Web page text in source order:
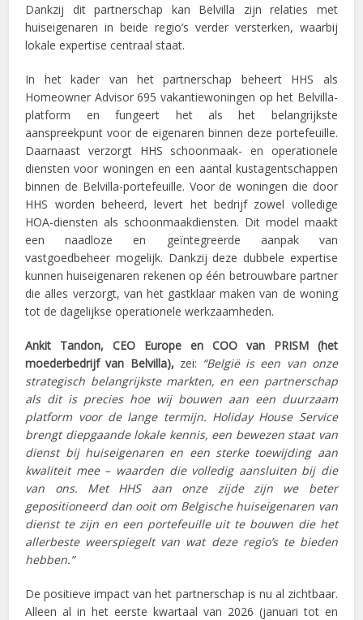
Dankzij dit partnerschap kan Belvilla zijn relaties met
huiseigenaren in beide regio’s verder versterken, waarbij
lokale expertise centraal staat.
In het kader van het partnerschap beheert HHS als
Homeowner Advisor 695 vakantiewoningen op het Belvilla-
platform en fungeert het als het belangrijkste
aanspreekpunt voor de eigenaren binnen deze portefeuille.
Daarnaast verzorgt HHS schoonmaak- en operationele
diensten voor woningen en een aantal kustagentschappen
binnen de Belvilla-portefeuille. Voor de woningen die door
HHS worden beheerd, levert het bedrijf zowel volledige
HOA-diensten als schoonmaakdiensten. Dit model maakt
een naadloze en geïntegreerde aanpak van
vastgoedbeheer mogelijk. Dankzij deze dubbele expertise
kunnen huiseigenaren rekenen op één betrouwbare partner
die alles verzorgt, van het gastklaar maken van de woning
tot de dagelijkse operationele werkzaamheden.
Ankit Tandon, CEO Europe en COO van PRISM (het
moederbedrijf van Belvilla), zei: “België is een van onze
strategisch belangrijkste markten, en een partnerschap
als dit is precies hoe wij bouwen aan een duurzaam
platform voor de lange termijn. Holiday House Service
brengt diepgaande lokale kennis, een bewezen staat van
dienst bij huiseigenaren en een sterke toewijding aan
kwaliteit mee – waarden die volledig aansluiten bij die
van ons. Met HHS aan onze zijde zijn we beter
gepositioneerd dan ooit om Belgische huiseigenaren van
dienst te zijn en een portefeuille uit te bouwen die het
allerbeste weerspiegelt van wat deze regio’s te bieden
hebben.”
De positieve impact van het partnerschap is nu al zichtbaar.
Alleen al in het eerste kwartaal van 2026 (januari tot en